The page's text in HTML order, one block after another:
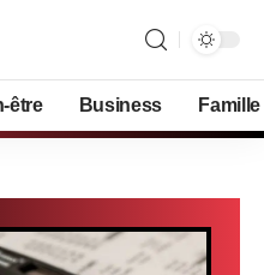
être Business Famille